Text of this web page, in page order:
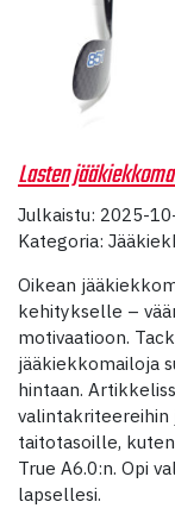
Lasten
Julkaistu: 2025-
Kategoria:
Oikean
kehitykselle –
motivaatioon.
jääkiekkomailoja
hintaan.
taitotasoille,
True A6.0:n. Opi
lapsellesi.